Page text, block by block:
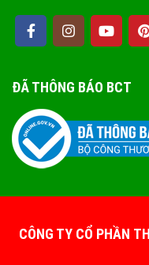
ĐÃ THÔNG BÁO BCT
CÔNG TY CỔ PHẦN